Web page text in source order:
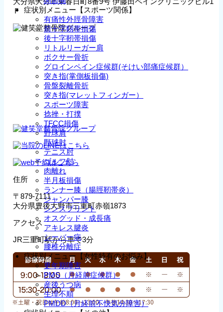
症状別メニュー【スポーツ関係】
有痛性外脛骨障害
前十字靱帯損傷
後十字靭帯損傷
リトルリーガー肩
ボクサー骨折
グロインペイン症候群(そけい部痛症候群）
突き指(掌側板損傷)
骨盤裂離骨折
突き指(マレットフィンガー）
スポーツ障害
捻挫・打撲
TFCC損傷
野球肩
野球肘
テニス肘
ゴルフ肘
肉離れ
半月板損傷
ランナー膝（腸脛靭帯炎）
ジャンパー膝
シンスプリント
オスグッド・成長痛
アキレス腱炎
シーバー病
腰椎分離症
症状別メニュー【女性特有のお悩み】
更年期障害
PMS（月経前症候群）
産後うつ病
生理不順
PMDD（月経前不快気分障害）
Ｆ
住所
〒879-7111
大分県豊後大野市三重町赤嶺1873
アクセス
JR三重町駅から車で3分